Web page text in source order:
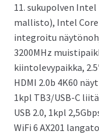
11. sukupolven Intel
mallisto), Intel Core
integroitu
3200MHz
kiintolevypaikka,
HDMI 2.0b 4K60
1kpl TB3/USB-C
USB 2.0, 1kpl
WiFi 6 AX201